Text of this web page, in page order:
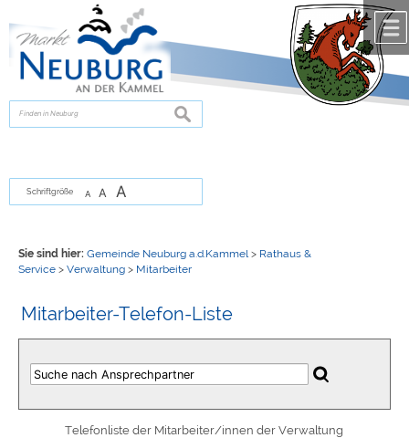
zur Navigationoder
springen.
suchen
Schriftgröße A A A
Sie sind hier: Gemeinde Neuburg a.d.Kammel > Rathaus &
Service> Verwaltung> Mitarbeiter
Mitarbeiter-Telefon-Liste
Telefonliste der Mitarbeiter/innen der Verwaltung